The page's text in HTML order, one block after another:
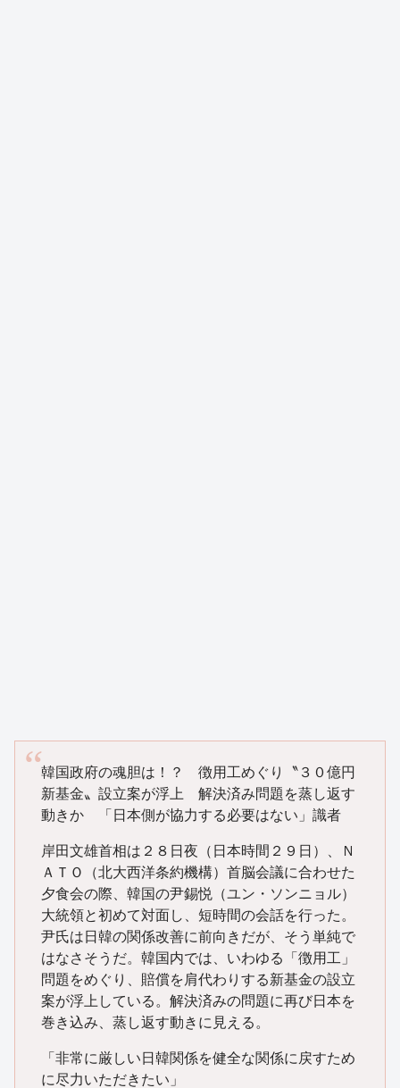
韓国政府の魂胆は！？ 徴用工めぐり〝３０億円
新基金〟設立案が浮上 解決済み問題を蒸し返す
動きか 「日本側が協力する必要はない」識者
岸田文雄首相は２８日夜（日本時間２９日）、Ｎ
ＡＴＯ（北大西洋条約機構）首脳会議に合わせた
夕食会の際、韓国の尹錫悦（ユン・ソンニョル）
大統領と初めて対面し、短時間の会話を行った。
尹氏は日韓の関係改善に前向きだが、そう単純で
はなさそうだ。韓国内では、いわゆる「徴用工」
問題をめぐり、賠償を肩代わりする新基金の設立
案が浮上している。解決済みの問題に再び日本を
巻き込み、蒸し返す動きに見える。
「非常に厳しい日韓関係を健全な関係に戻すため
に尽力いただきたい」